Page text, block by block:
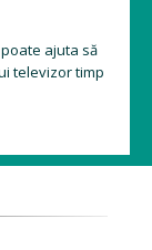
ajuta să
televizor timp